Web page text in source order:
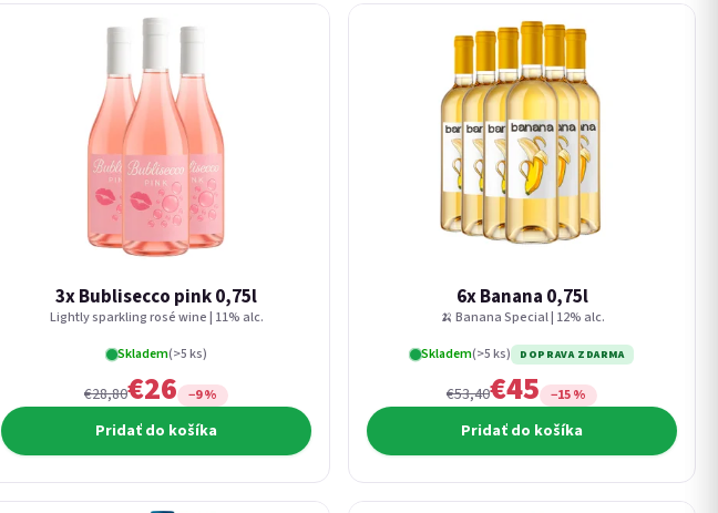
3x Bublisecco pink 0,75l
Lightly sparkling rosé wine | 11% alc.
Skladem(>5 ks)
€28,80€26 −9 %
Pridať do košíka
6x Banana 0,75l
🍌 Banana Special | 12% alc.
Skladem(>5 ks) DOPRAVA ZDARMA
€53,40€45 −15 %
Pridať do košíka